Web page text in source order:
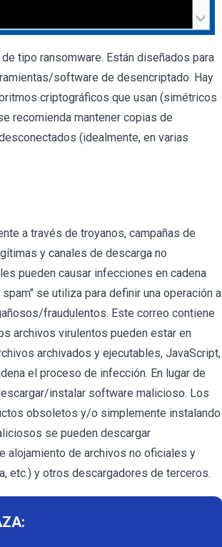
tipo ransomware. Están diseñados para
software de desencriptado. Hay
criptográficos que usan (simétricos
recomienda mantener copias de
(idealmente, en varias
a través de troyanos, campañas de
y canales de descarga no
pueden causar infecciones en cadena
se utiliza para definir una operación a
fraudulentos. Este correo contiene
archivos virulentos pueden estar en
archivados y ejecutables, JavaScript,
el proceso de infección. En lugar de
instalar software malicioso. Los
obsoletos y/o simplemente instalando
se pueden descargar
alojamiento de archivos no oficiales y
etc.) y otros descargadores de terceros.